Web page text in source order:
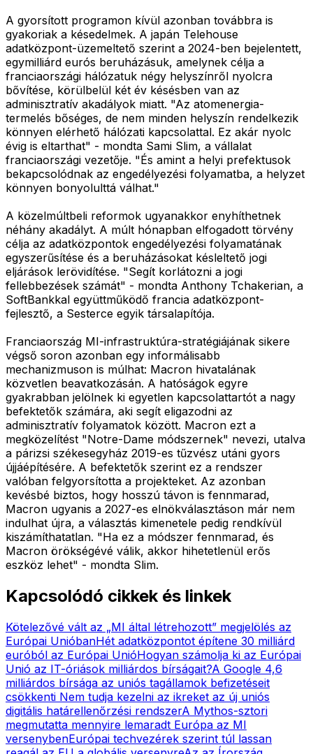
A gyorsított programon kívül azonban továbbra is
gyakoriak a késedelmek. A japán Telehouse
adatközpont-üzemeltető szerint a 2024-ben bejelentett,
egymilliárd eurós beruházásuk, amelynek célja a
franciaországi hálózatuk négy helyszínről nyolcra
bővítése, körülbelül két év késésben van az
adminisztratív akadályok miatt. "Az atomenergia-
termelés bőséges, de nem minden helyszín rendelkezik
könnyen elérhető hálózati kapcsolattal. Ez akár nyolc
évig is eltarthat" - mondta Sami Slim, a vállalat
franciaországi vezetője. "És amint a helyi prefektusok
bekapcsolódnak az engedélyezési folyamatba, a helyzet
könnyen bonyolulttá válhat."
A közelmúltbeli reformok ugyanakkor enyhíthetnek
néhány akadályt. A múlt hónapban elfogadott törvény
célja az adatközpontok engedélyezési folyamatának
egyszerűsítése és a beruházásokat késleltető jogi
eljárások lerövidítése. "Segít korlátozni a jogi
fellebbezések számát" - mondta Anthony Tchakerian, a
SoftBankkal együttműködő francia adatközpont-
fejlesztő, a Sesterce egyik társalapítója.
Franciaország MI-infrastruktúra-stratégiájának sikere
végső soron azonban egy informálisabb
mechanizmuson is múlhat: Macron hivatalának
közvetlen beavatkozásán. A hatóságok egyre
gyakrabban jelölnek ki egyetlen kapcsolattartót a nagy
befektetők számára, aki segít eligazodni az
adminisztratív folyamatok között. Macron ezt a
megközelítést "Notre-Dame módszernek" nevezi, utalva
a párizsi székesegyház 2019-es tűzvész utáni gyors
újjáépítésére. A befektetők szerint ez a rendszer
valóban felgyorsította a projekteket. Az azonban
kevésbé biztos, hogy hosszú távon is fennmarad,
Macron ugyanis a 2027-es elnökválasztáson már nem
indulhat újra, a választás kimenetele pedig rendkívül
kiszámíthatatlan. "Ha ez a módszer fennmarad, és
Macron örökségévé válik, akkor hihetetlenül erős
eszköz lehet" - mondta Slim.
Kapcsolódó cikkek és linkek
Kötelezővé vált az „MI által létrehozott” megjelölés az
Európai UnióbanHét adatközpontot építene 30 milliárd
euróból az Európai UnióHogyan számolja ki az Európai
Unió az IT-óriások milliárdos bírságait?A Google 4,6
milliárdos bírsága az uniós tagállamok befizetéseit
csökkenti Nem tudja kezelni az ikreket az új uniós
digitális határellenőrzési rendszerA Mythos-sztori
megmutatta mennyire lemaradt Európa az MI
versenybenEurópai techvezérek szerint túl lassan